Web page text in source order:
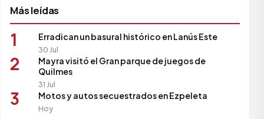
Más leídas
1 Erradican un basural histórico en Lanús Este
30 Jul
2
Mayra visitó el Gran parque de juegos de
Quilmes
31 Jul
3 Motos y autos secuestrados en Ezpeleta
Hoy